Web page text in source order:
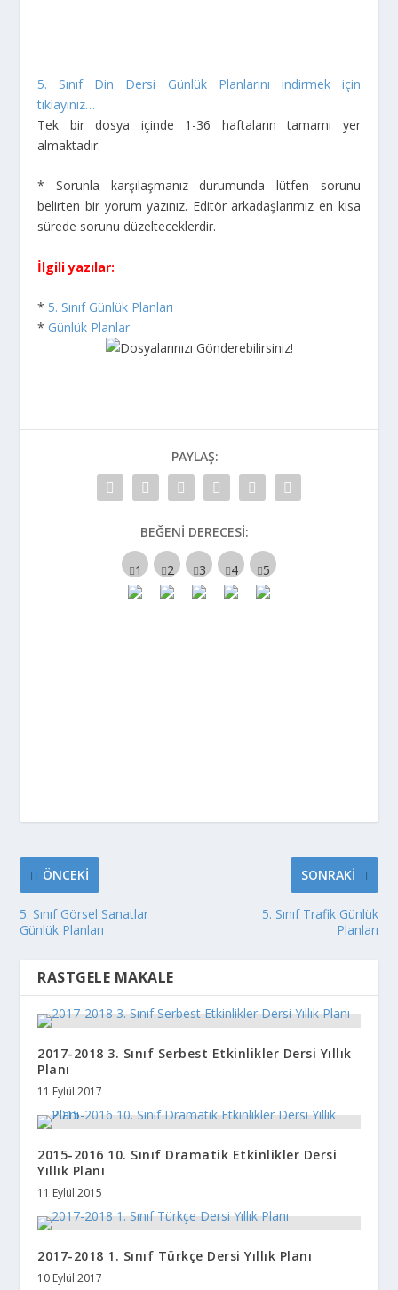
5. Sınıf Din Dersi Günlük Planlarını indirmek için
tıklayınız…
Tek bir dosya içinde 1-36 haftaların tamamı yer
almaktadır.
* Sorunla karşılaşmanız durumunda lütfen sorunu
belirten bir yorum yazınız. Editör arkadaşlarımız en kısa
sürede sorunu düzelteceklerdir.
İlgili yazılar:
* 5. Sınıf Günlük Planları
* Günlük Planlar
PAYLAŞ:
BEĞENI DERECESI:
ÖNCEKI
5. Sınıf Görsel Sanatlar
Günlük Planları
SONRAKI
5. Sınıf Trafik Günlük
Planları
RASTGELE MAKALE
2017-2018 3. Sınıf Serbest Etkinlikler Dersi Yıllık
Planı
11 Eylül 2017
2015-2016 10. Sınıf Dramatik Etkinlikler Dersi
Yıllık Planı
11 Eylül 2015
2017-2018 1. Sınıf Türkçe Dersi Yıllık Planı
10 Eylül 2017